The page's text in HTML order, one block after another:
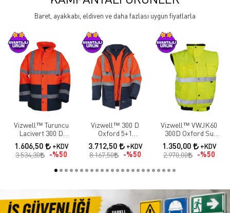
Baret, ayakkabı, eldiven ve daha fazlası uygun fiyatlarla
Vizwell™ Turuncu
Lacivert 300 D
Oxford İki Renkli
Reflektörlü Parka
1.606,50 +KDV
3.534,30 %50
Vizwell™ 300 D
Oxford 5+1
Reflektörlü Parka 5
Farklı Kullanım
Modeli / Turuncu
3.712,50 +KDV
8.167,50 %50
Vizwell™ VWJK60
300D Oxford Su
Geçirmez Reflektörlü
Sarı Yüksek
Görünürlük Yelek
1.350,00 +KDV
2.970,00 %50